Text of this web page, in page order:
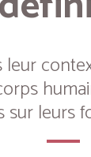
leur
sur leurs